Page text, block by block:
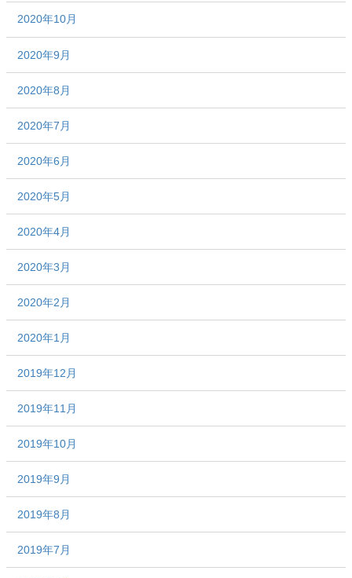
2020年10月
2020年9月
2020年8月
2020年7月
2020年6月
2020年5月
2020年4月
2020年3月
2020年2月
2020年1月
2019年12月
2019年11月
2019年10月
2019年9月
2019年8月
2019年7月